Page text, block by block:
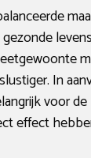
In
voor
effect